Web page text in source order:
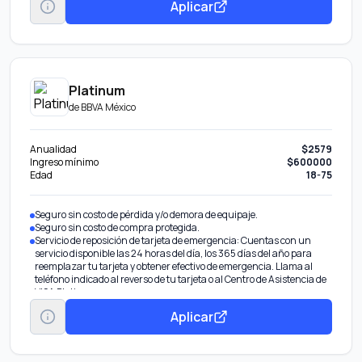
Aplicar
Platinum
deBBVA México
Anualidad
$2579
Ingreso mínimo
$600000
Edad
18-75
Seguro sin costo de pérdida y/o demora de equipaje.
Seguro sin costo de compra protegida.
Servicio de reposición de tarjeta de emergencia: Cuentas con un
servicio disponible las 24 horas del día, los 365 días del año para
reemplazar tu tarjeta y obtener efectivo de emergencia. Llama al
teléfono indicado al reverso de tu tarjeta o al Centro de Asistencia de
VISA Platinum.
Servicio de Concierge: Por ser tarjetahabiente Platinum tienes
acceso sin costo al servicio de BBVA VISA Concierge. Un asesor te
atenderá y asistirá en tus actividades y compras diarias, llama al
Seguridad: Te ofrece una amplia gama de seguros gratuitos con los
Aplicar